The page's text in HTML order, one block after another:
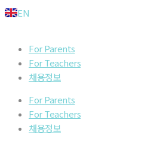
SkipEN
For Parents
For Teachers
채용정보
For Parents
For Teachers
채용정보